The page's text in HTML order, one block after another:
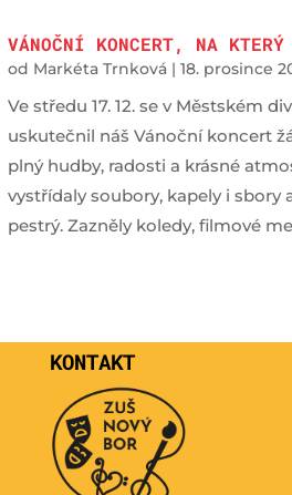
VÁNOČNÍ KONCERT, NA
od Markéta Trnková| 18. prosince
Ve středu 17. 12. se v Městském
uskutečnil náš Vánoční koncert
plný hudby, radosti a krásné
vystřídaly soubory, kapely i sbory
pestrý. Zazněly koledy, filmové
KONTAKT